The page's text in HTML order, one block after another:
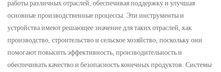
работы различных отраслей, обеспечивая поддержку и улучшая
основные производственные процессы. Эти инструменты и
устройства имеют решающее значение для таких отраслей, как
производство, строительство и сельское хозяйство, поскольку они
помогают повысить эффективность, производительность и
обеспечивать качество и безопасность конечных продуктов. Системы